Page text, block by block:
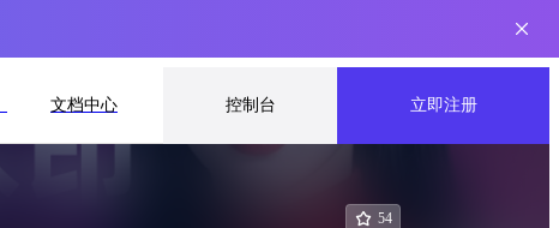
文档中心 控制台 立即注册
54